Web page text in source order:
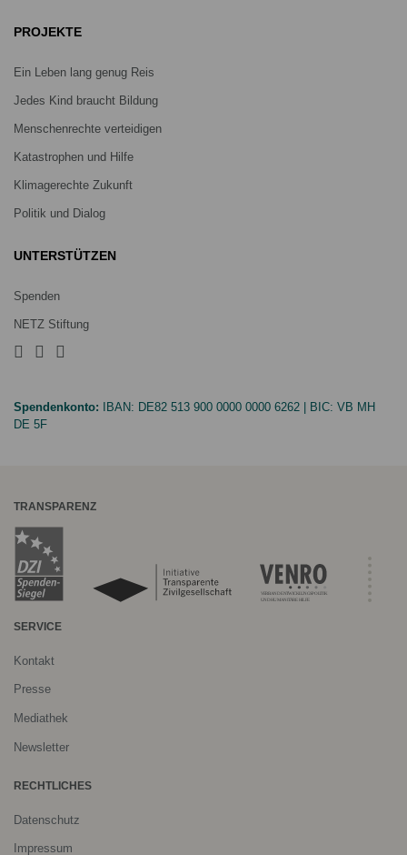
PROJEKTE
Ein Leben lang genug Reis
Jedes Kind braucht Bildung
Menschenrechte verteidigen
Katastrophen und Hilfe
Klimagerechte Zukunft
Politik und Dialog
UNTERSTÜTZEN
Spenden
NETZ Stiftung
Spendenkonto: IBAN: DE82 513 900 0000 0000 6262 | BIC: VB MH
DE 5F
TRANSPARENZ
SERVICE
Kontakt
Presse
Mediathek
Newsletter
RECHTLICHES
Datenschutz
Impressum